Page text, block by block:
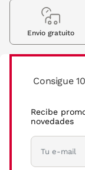
Consigue
Recibe
novedades
Envio gratuito